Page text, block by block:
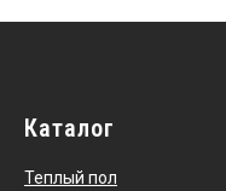
Каталог
Теплый пол